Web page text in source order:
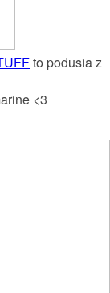
to podusia z
<3